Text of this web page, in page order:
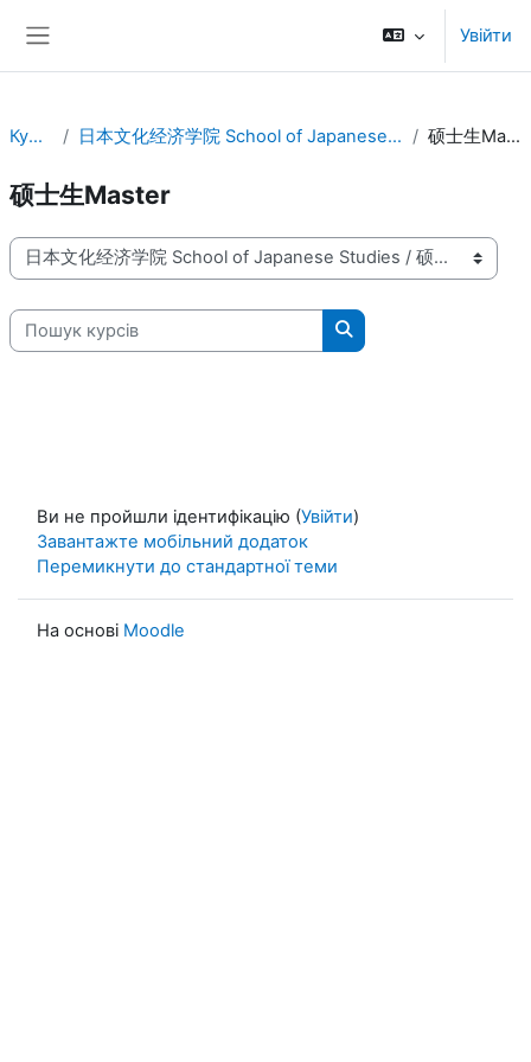
Увійти
Курси 日本文化经济学院 School of Japanese Studies 硕士生Master
硕士生Master
Категорії курсів
Пошук курсів
Пошук курсів
Ви не пройшли ідентифікацію (Увійти)
Завантажте мобільний додаток
Перемикнути до стандартної теми
На основі Moodle